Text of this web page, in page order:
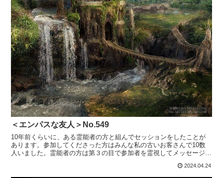
＜エンパスな友人＞No.549
10年前くらいに、ある霊能者の方と組んでセッションをしたことが
あります。参加してくださった方はみんな私の古いお客さんで10数
人いました。霊能者の方は第３の目で参加者を霊視してメッセージを
2024.04.24